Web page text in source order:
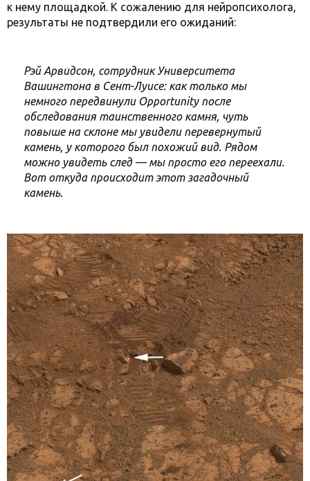
к нему площадкой. К сожалению для нейропсихолога,
результаты не подтвердили его ожиданий:
Рэй Арвидсон, сотрудник Университета
Вашингтона в Сент-Луисе: как только мы
немного передвинули Opportunity после
обследования таинственного камня, чуть
повыше на склоне мы увидели перевернутый
камень, у которого был похожий вид. Рядом
можно увидеть след — мы просто его переехали.
Вот откуда происходит этот загадочный
камень.